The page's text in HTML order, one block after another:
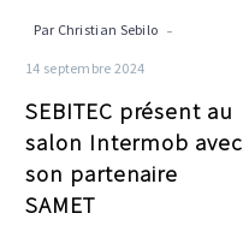
Par Christian Sebilo -
14 septembre 2024
SEBITEC présent au
salon Intermob avec
son partenaire
SAMET